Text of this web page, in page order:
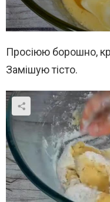
Просіюю борошно,
Замішую тісто.